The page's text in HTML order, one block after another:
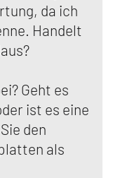
da ich
Handelt
Geht es
ist es eine
den
als